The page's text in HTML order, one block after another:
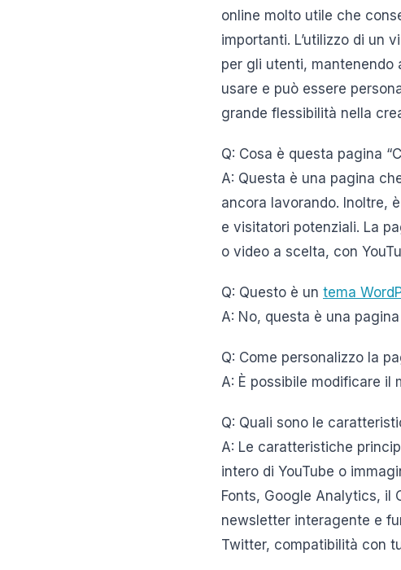
online molto utile che
importanti. L’utilizzo di un
per gli utenti, mantenendo
usare e può essere
grande flessibilità nella
Q: Cosa è questa pagina
A: Questa è una pagina
ancora lavorando. Inoltre,
e visitatori potenziali. La
o video a scelta, con
Q: Questo è un tema
A: No, questa è una
Q: Come personalizzo la
A: È possibile modificare il
Q: Quali sono le
A: Le caratteristiche
intero di YouTube o
Fonts, Google Analytics, il
newsletter interagente e
Twitter, compatibilità con